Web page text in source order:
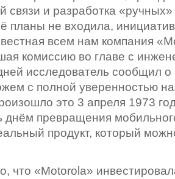
связи и разработка
планы не входила,
всем нам компания
комиссию во главе с
исследователь сообщил о
с полной уверенностью
это 3 апреля 1973
днём превращения
продукт, который
что «Motorola»